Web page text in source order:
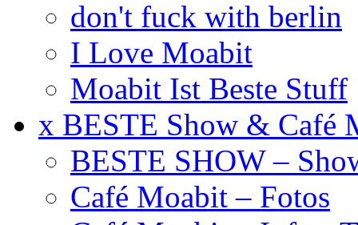
don't fuck with berlin
I Love Moabit
Moabit Ist Beste Stuff
x BESTE Show & Café
BESTE SHOW –
Café Moabit – Fotos